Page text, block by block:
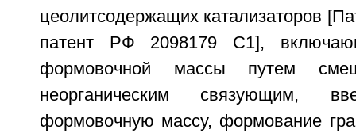
цеолитсодержащих катализаторов
патент РФ 2098179 C1],
формовочной массы путем
неорганическим связующим,
формовочную массу, формование